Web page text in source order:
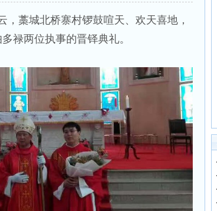
，藁城北桥寨村锣鼓喧天、欢天喜地，
•伯多禄两位执事的晋铎典礼。